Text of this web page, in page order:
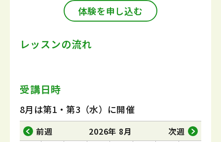
体験を申し込む
レッスンの流れ
受講日時
8月は第1・第3（水）に開催
前週 2026年 8月 次週